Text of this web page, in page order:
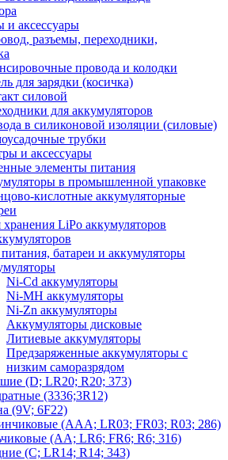
и аксессуары
разъемы, переходники,
провода и колодки
для зарядки (косичка)
силовой
для аккумуляторов
в силиконовой изоляции (силовые)
трубки
и аксессуары
элементы питания
в промышленной упаковке
кислотные аккумуляторные
LiPo аккумуляторов
батареи и аккумуляторы
Ni-Cd аккумуляторы
Ni-MH аккумуляторы
Ni-Zn аккумуляторы
Аккумуляторы дисковые
Литиевые аккумуляторы
Предзаряженные аккумуляторы с
низким саморазрядом
(D; LR20; R20; 373)
(3336;3R12)
(9V; 6F22)
(AAA; LR03; FR03; R03; 286)
(AA; LR6; FR6; R6; 316)
(C; LR14; R14; 343)